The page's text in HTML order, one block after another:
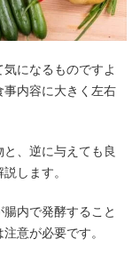
になるものですよ
内容に大きく左右
、逆に与えても良
します。
内で発酵すること
意が必要です。